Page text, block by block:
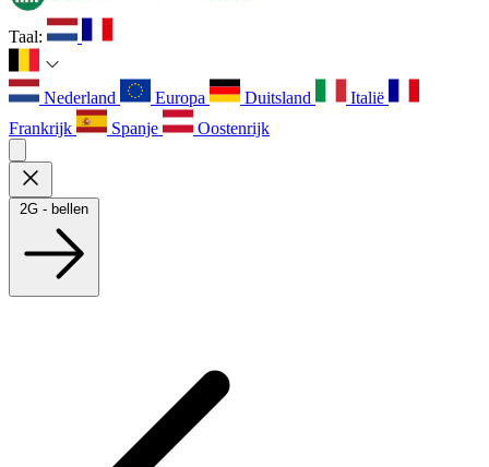
Taal:
Nederland Europa Duitsland
Italië
Frankrijk
Spanje Oostenrijk
2G - bellen